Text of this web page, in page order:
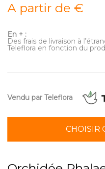
A partir de €
En + :
Des frais de livraison à
Teleflora en fonction du
Vendu par Teleflora
CHOISIR